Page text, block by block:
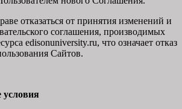
отказаться от принятия изменений и
соглашения, производимых
edisonuniversity.ru, что означает отказ
Сайтов.
условия